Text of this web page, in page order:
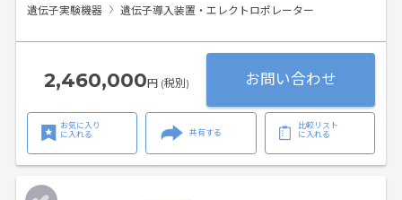
遺伝子実験機器
遺伝子導入装置・エレクトロポレーター
2,460,000円 (税別) お問い合わせ
お気に入り
に入れる
共有する
比較リスト
に入れる